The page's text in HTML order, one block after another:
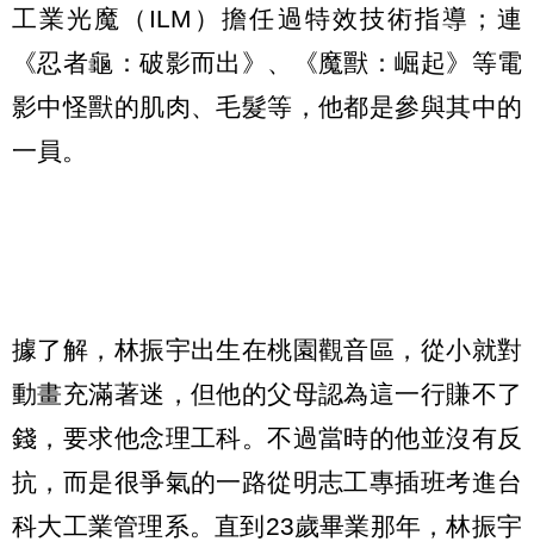
工業光魔（ILM）擔任過特效技術指導；連
《忍者龜：破影而出》、《魔獸：崛起》等電
影中怪獸的肌肉、毛髮等，他都是參與其中的
一員。
據了解，林振宇出生在桃園觀音區，從小就對
動畫充滿著迷，但他的父母認為這一行賺不了
錢，要求他念理工科。不過當時的他並沒有反
抗，而是很爭氣的一路從明志工專插班考進台
科大工業管理系。直到23歲畢業那年，林振宇